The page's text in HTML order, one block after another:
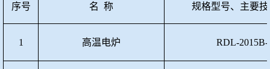
序号 名 称 规格型号、主要
1 高温电炉 RDL-2015B-